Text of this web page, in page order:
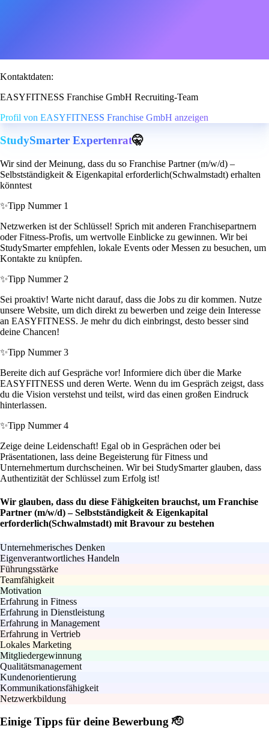
Kontaktdaten:
EASYFITNESS Franchise GmbH Recruiting-Team
Profil von EASYFITNESS Franchise GmbH anzeigen
StudySmarter Expertenrat🤫
Wir sind der Meinung, dass du so Franchise Partner (m/w/d) –
Selbstständigkeit & Eigenkapital erforderlich(Schwalmstadt) erhalten
könntest
✨Tipp Nummer 1
Netzwerken ist der Schlüssel! Sprich mit anderen Franchisepartnern
oder Fitness-Profis, um wertvolle Einblicke zu gewinnen. Wir bei
StudySmarter empfehlen, lokale Events oder Messen zu besuchen, um
Kontakte zu knüpfen.
✨Tipp Nummer 2
Sei proaktiv! Warte nicht darauf, dass die Jobs zu dir kommen. Nutze
unsere Website, um dich direkt zu bewerben und zeige dein Interesse
an EASYFITNESS. Je mehr du dich einbringst, desto besser sind
deine Chancen!
✨Tipp Nummer 3
Bereite dich auf Gespräche vor! Informiere dich über die Marke
EASYFITNESS und deren Werte. Wenn du im Gespräch zeigst, dass
du die Vision verstehst und teilst, wird das einen großen Eindruck
hinterlassen.
✨Tipp Nummer 4
Zeige deine Leidenschaft! Egal ob in Gesprächen oder bei
Präsentationen, lass deine Begeisterung für Fitness und
Unternehmertum durchscheinen. Wir bei StudySmarter glauben, dass
Authentizität der Schlüssel zum Erfolg ist!
Wir glauben, dass du diese Fähigkeiten brauchst, um Franchise
Partner (m/w/d) – Selbstständigkeit & Eigenkapital
erforderlich(Schwalmstadt) mit Bravour zu bestehen
Unternehmerisches Denken
Eigenverantwortliches Handeln
Führungsstärke
Teamfähigkeit
Motivation
Erfahrung in Fitness
Erfahrung in Dienstleistung
Erfahrung in Management
Erfahrung in Vertrieb
Lokales Marketing
Mitgliedergewinnung
Qualitätsmanagement
Kundenorientierung
Kommunikationsfähigkeit
Netzwerkbildung
Einige Tipps für deine Bewerbung 🫡